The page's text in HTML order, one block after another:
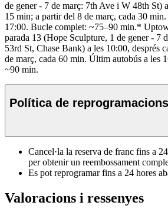
de gener - 7 de març: 7th Ave i W 48th St)
15 min; a partir del 8 de març, cada 30
17:00. Bucle complet: ~75–90 min.*
parada 13 (Hope Sculpture, 1 de gener - 7
53rd St, Chase Bank) a les 10:00, després
de març, cada 60 min. Últim autobús a les
~90 min.
Política de
Cancel·la la reserva de franc fins a
per obtenir un reembossament
Es pot reprogramar fins a 24 hores
Valoracions i ressenyes